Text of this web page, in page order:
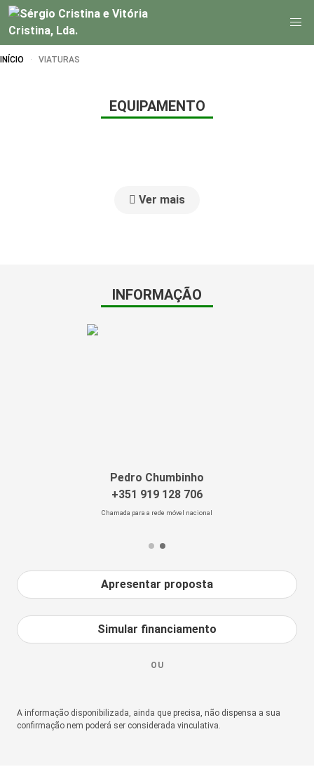
INÍCIO VIATURAS
EQUIPAMENTO
Ver mais
INFORMAÇÃO
Pedro Chumbinho
+351 919 128 706
Chamada para a rede móvel nacional
Apresentar proposta
Simular financiamento
OU
A informação disponibilizada, ainda que precisa, não dispensa a sua
confirmação nem poderá ser considerada vinculativa.